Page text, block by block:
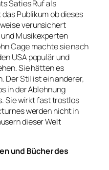
Saties Ruf als
Publikum ob dieses
verunsichert
Musikexperten
Cage machte sie nach
USA populär und
Sie hätten es
Der Stil ist ein anderer,
in der Ablehnung
Sie wirkt fast trostlos
werden nicht in
dieser Welt
und Bücher des